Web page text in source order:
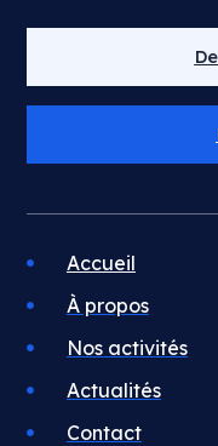
Accueil
À propos
Nos activités
Actualités
Contact